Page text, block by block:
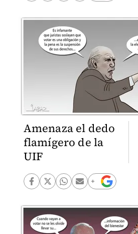
Amenaza el dedo
flamígero de la
UIF